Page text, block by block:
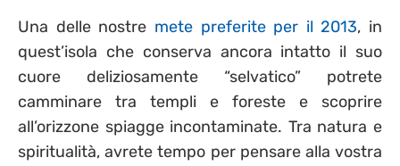
Una delle nostre mete preferite per il 2013, in
quest’isola che conserva ancora intatto il suo
cuore deliziosamente “selvatico” potrete
camminare tra templi e foreste e scoprire
all’orizzone spiagge incontaminate. Tra natura e
spiritualità, avrete tempo per pensare alla vostra